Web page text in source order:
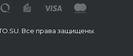
Все права защищены.